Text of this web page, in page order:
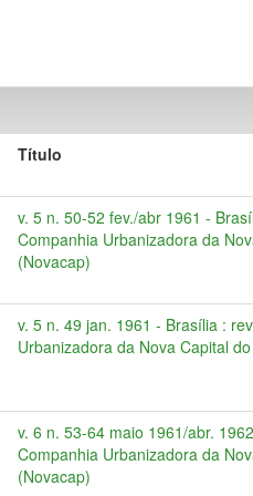
Título
v. 5 n. 50-52 fev./abr 1961 -
Companhia Urbanizadora da
(Novacap)
v. 5 n. 49 jan. 1961 - Brasília :
Urbanizadora da Nova Capital
v. 6 n. 53-64 maio 1961/abr.
Companhia Urbanizadora da
(Novacap)